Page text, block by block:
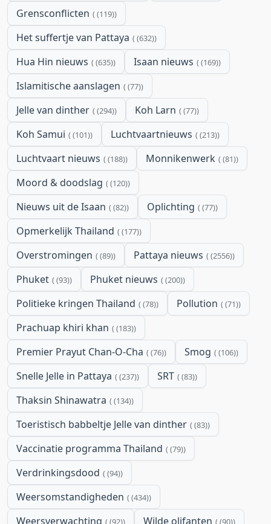
Grensconflicten (119)
Het suffertje van Pattaya (632)
Hua Hin nieuws (635) Isaan nieuws (169)
Islamitische aanslagen (77)
Jelle van dinther (294) Koh Larn (77)
Koh Samui (101) Luchtvaartnieuws (213)
Luchtvaart nieuws (188) Monnikenwerk (81)
Moord & doodslag (120)
Nieuws uit de Isaan (82) Oplichting (77)
Opmerkelijk Thailand (177)
Overstromingen (89) Pattaya nieuws (2556)
Phuket (93) Phuket nieuws (200)
Politieke kringen Thailand (78) Pollution (71)
Prachuap khiri khan (183)
Premier Prayut Chan-O-Cha (76) Smog (106)
Snelle Jelle in Pattaya (237) SRT (83)
Thaksin Shinawatra (134)
Toeristisch babbeltje Jelle van dinther (83)
Vaccinatie programma Thailand (79)
Verdrinkingsdood (94)
Weersomstandigheden (434)
Weersverwachting (92) Wilde olifanten (90)